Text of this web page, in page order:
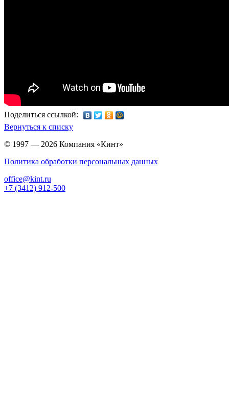
Поделиться ссылкой:
Вернуться к списку
© 1997 — 2026 Компания «Кинт»
Политика обработки персональных данных
office@kint.ru
+7 (3412) 912-500